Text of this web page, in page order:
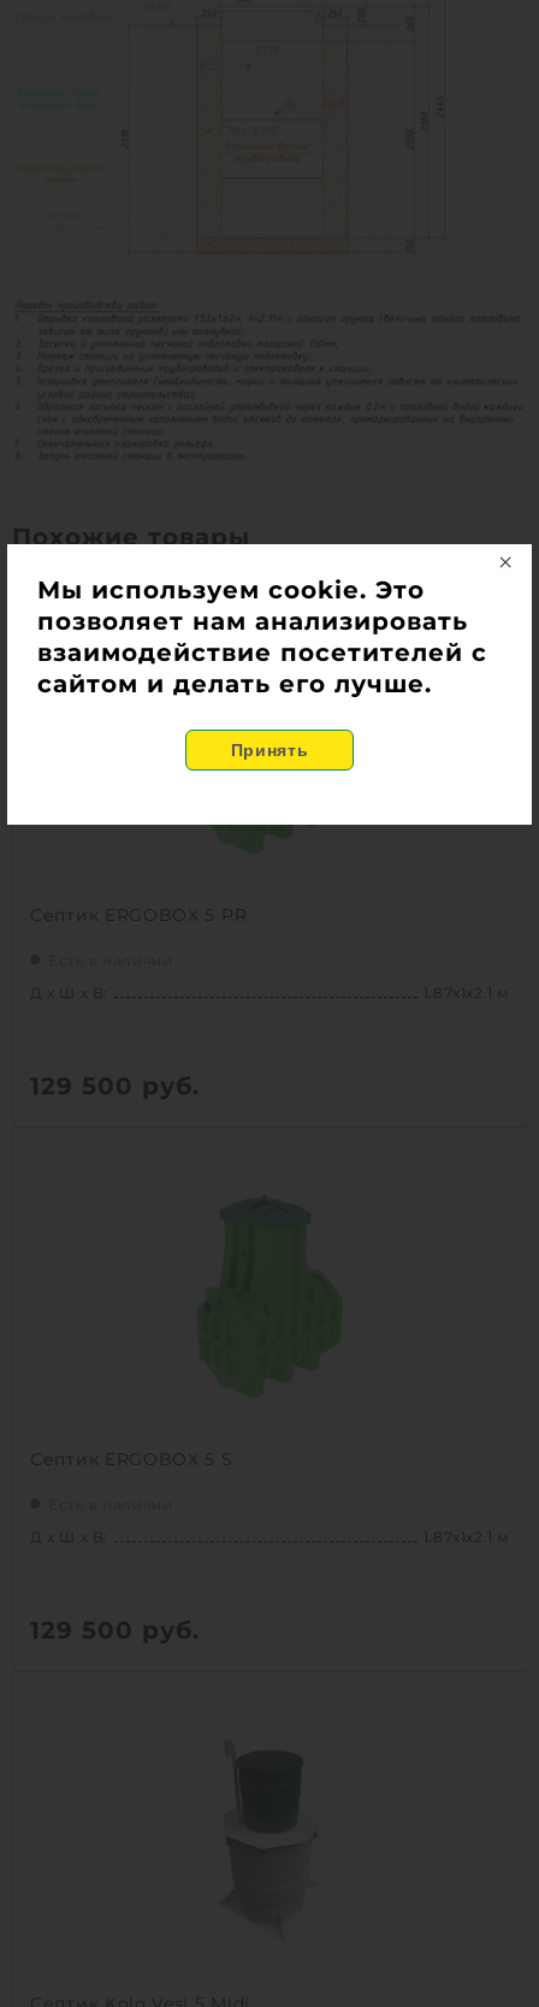
Похожие товары
Септик ERGOBOX 5 PR
Есть в наличии
Д х Ш х В:
1.87х1х2.1 м
129 500 руб.
Септик ERGOBOX 5 S
Есть в наличии
Д х Ш х В:
1.87х1х2.1 м
129 500 руб.
Мы используем cookie. Это
позволяет нам анализировать
взаимодействие посетителей с
сайтом и делать его лучше.